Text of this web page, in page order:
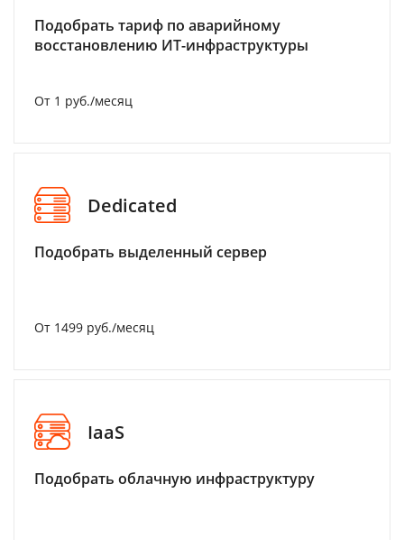
Подобрать тариф по аварийному
восстановлению ИТ-инфраструктуры
От 1 руб./месяц
Dedicated
Подобрать выделенный сервер
От 1499 руб./месяц
IaaS
Подобрать облачную инфраструктуру